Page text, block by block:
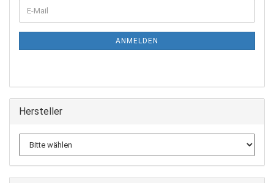
ANMELDEN
Hersteller